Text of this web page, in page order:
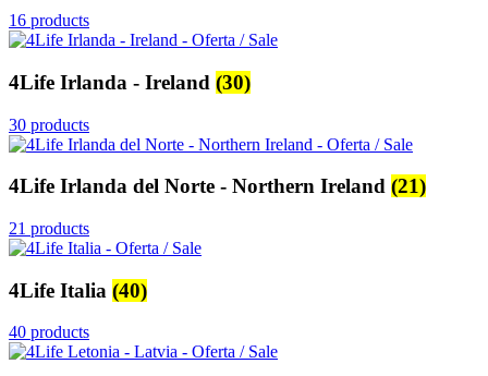
16 products
4Life Irlanda - Ireland (30)
30 products
4Life Irlanda del Norte - Northern Ireland (21)
21 products
4Life Italia (40)
40 products